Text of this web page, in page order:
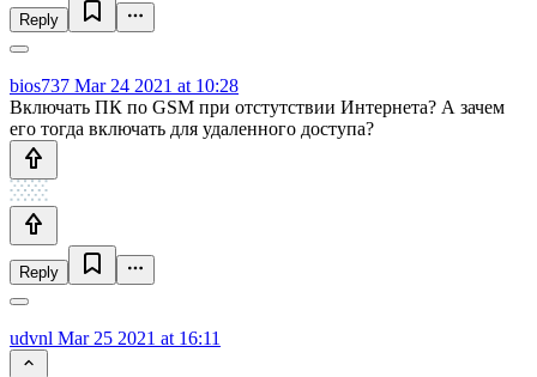
Reply
bios737 Mar 24 2021 at 10:28
Включать ПК по GSM при отстутствии Интернета? А зачем
его тогда включать для удаленного доступа?
Reply
udvnl Mar 25 2021 at 16:11